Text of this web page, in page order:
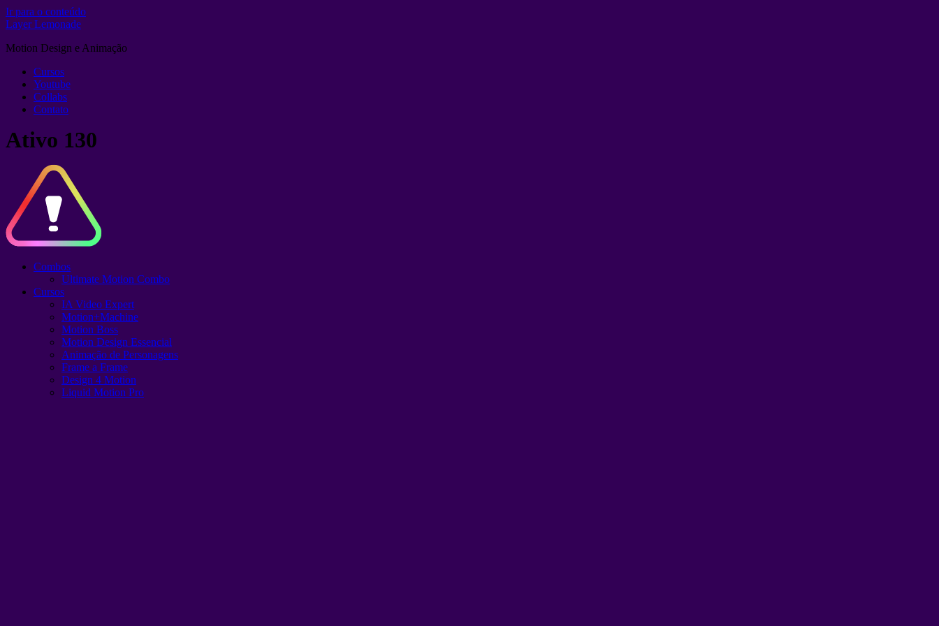
Ir para o conteúdo
Layer Lemonade
Motion Design e Animação
Cursos
Youtube
Collabs
Contato
Ativo 130
Combos
Ultimate Motion Combo
Cursos
IA Video Expert
Motion+Machine
Motion Boss
Motion Design Essencial
Animação de Personagens
Frame a Frame
Design 4 Motion
Liquid Motion Pro